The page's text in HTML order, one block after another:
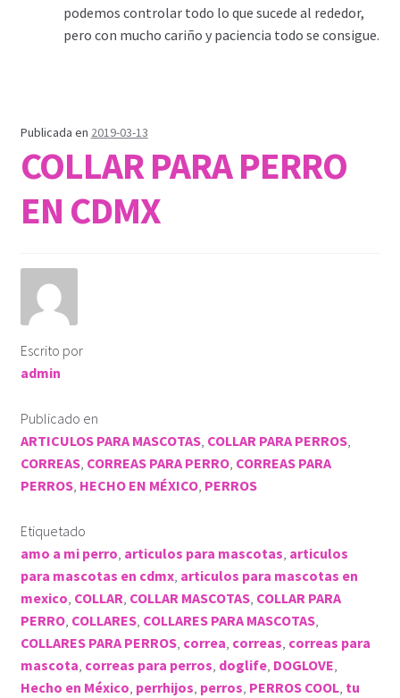
podemos controlar todo lo que sucede al rededor,
pero con mucho cariño y paciencia todo se consigue.
Publicada en 2019-03-13
COLLAR PARA PERRO
EN CDMX
Escrito por
admin
Publicado en
ARTICULOS PARA MASCOTAS, COLLAR PARA PERROS,
CORREAS, CORREAS PARA PERRO, CORREAS PARA
PERROS, HECHO EN MÉXICO, PERROS
Etiquetado
amo a mi perro articulos para mascotas articulos
para mascotas en cdmx, articulos para mascotas en
mexico COLLAR COLLAR MASCOTAS, COLLAR PARA
PERRO, COLLARES, COLLARES PARA MASCOTAS,
COLLARES PARA PERROS, correa correas correas para
mascota correas para perros doglife, DOGLOVE
Hecho en México perrhijos perros PERROS COOL, tu